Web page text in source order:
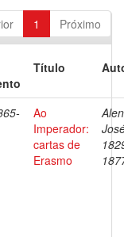
1 Próximo
Título
Ao
Imperador:
cartas de
Erasmo